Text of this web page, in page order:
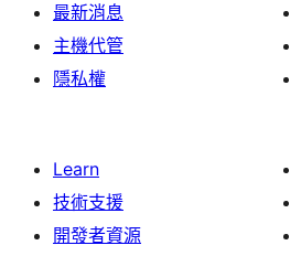
最新消息
主機代管
隱私權
Learn
技術支援
開發者資源